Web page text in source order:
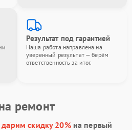
Результат под гарантией
Наша работа направлена на
уверенный результат — берём
ответственность за итог.
ремонт
дарим скидку 20%на первый